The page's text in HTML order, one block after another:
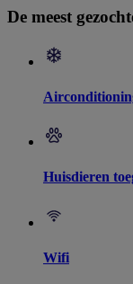
De meest
Huisdieren
Wifi